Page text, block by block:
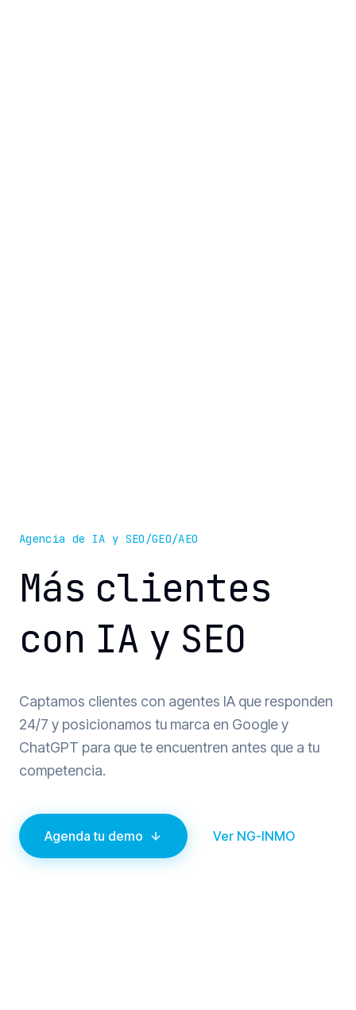
Agencia de IA y SEO/GEO/AEO
Más clientes
con IA y SEO
Captamos clientes con agentes IA que responden
24/7 y posicionamos tu marca en Google y
ChatGPT para que te encuentren antes que a tu
competencia.
Agenda tu demo Ver NG-INMO